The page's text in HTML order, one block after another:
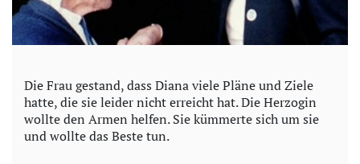
Die Frau gestand, dass Diana viele Pläne und Ziele
hatte, die sie leider nicht erreicht hat. Die Herzogin
wollte den Armen helfen. Sie kümmerte sich um sie
und wollte das Beste tun.